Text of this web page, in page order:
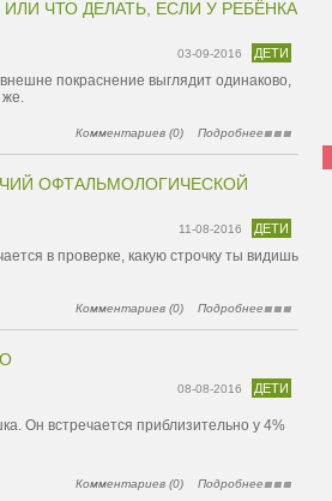
ЧТО ДЕЛАТЬ, ЕСЛИ У РЕБЁНКА
ДЕТИ
03-09-2016
покраснение выглядит одинаково,
же.
Комментариев (0) Подробнее
ОФТАЛЬМОЛОГИЧЕСКОЙ
ДЕТИ
11-08-2016
в проверке, какую строчку ты видишь
Комментариев (0) Подробнее
ДЕТИ
08-08-2016
Он встречается приблизительно у 4%
Комментариев (0) Подробнее